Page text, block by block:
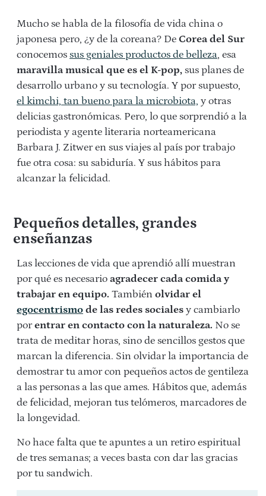
Mucho se habla de la filosofía de vida china o
japonesa pero, ¿y de la coreana? De Corea del Sur
conocemos sus geniales productos de belleza, esa
maravilla musical que es el K-pop, sus planes de
desarrollo urbano y su tecnología. Y por supuesto,
el kimchi, tan bueno para la microbiota, y otras
delicias gastronómicas. Pero, lo que sorprendió a la
periodista y agente literaria norteamericana
Barbara J. Zitwer en sus viajes al país por trabajo
fue otra cosa: su sabiduría. Y sus hábitos para
alcanzar la felicidad.
Pequeños detalles, grandes
enseñanzas
Las lecciones de vida que aprendió allí muestran
por qué es necesario agradecer cada comida y
trabajar en equipo. También olvidar el
egocentrismo de las redes sociales y cambiarlo
porentrar en contacto con la naturaleza. No se
trata de meditar horas, sino de sencillos gestos que
marcan la diferencia. Sin olvidar la importancia de
demostrar tu amor con pequeños actos de gentileza
a las personas a las que ames. Hábitos que, además
de felicidad, mejoran tus telómeros, marcadores de
la longevidad.
No hace falta que te apuntes a un retiro espiritual
de tres semanas; a veces basta con dar las gracias
por tu sandwich.